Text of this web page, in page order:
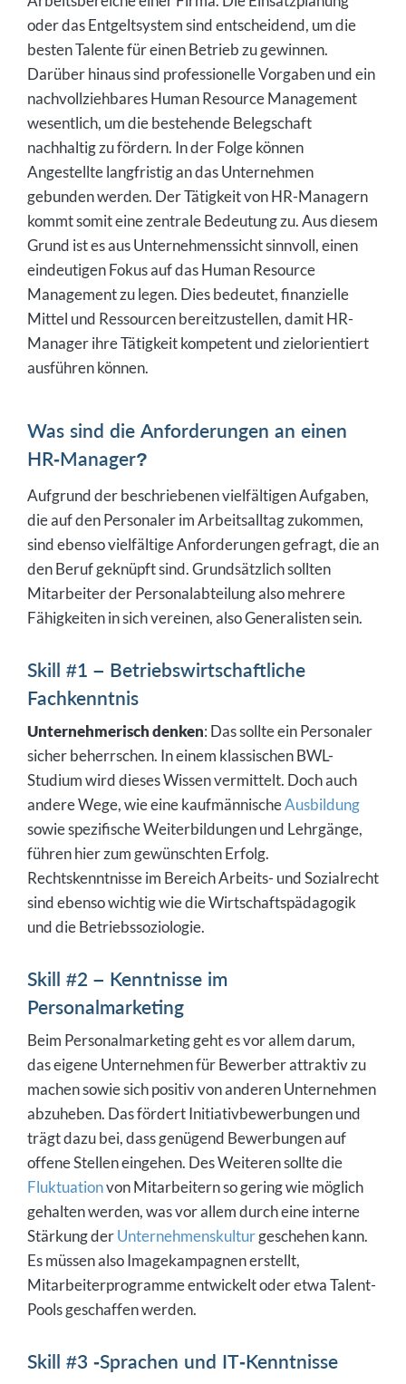
oder das Entgeltsystem sind entscheidend, um die
besten Talente für einen Betrieb zu gewinnen.
Darüber hinaus sind professionelle Vorgaben und ein
nachvollziehbares Human Resource Management
wesentlich, um die bestehende Belegschaft
nachhaltig zu fördern. In der Folge können
Angestellte langfristig an das Unternehmen
gebunden werden. Der Tätigkeit von HR-Managern
kommt somit eine zentrale Bedeutung zu. Aus diesem
Grund ist es aus Unternehmenssicht sinnvoll, einen
eindeutigen Fokus auf das Human Resource
Management zu legen. Dies bedeutet, finanzielle
Mittel und Ressourcen bereitzustellen, damit HR-
Manager ihre Tätigkeit kompetent und zielorientiert
ausführen können.
Was sind die Anforderungen an einen
HR-Manager?
Aufgrund der beschriebenen vielfältigen Aufgaben,
die auf den Personaler im Arbeitsalltag zukommen,
sind ebenso vielfältige Anforderungen gefragt, die an
den Beruf geknüpft sind. Grundsätzlich sollten
Mitarbeiter der Personalabteilung also mehrere
Fähigkeiten in sich vereinen, also Generalisten sein.
Skill #1 – Betriebswirtschaftliche
Fachkenntnis
Unternehmerisch denken: Das sollte ein Personaler
sicher beherrschen. In einem klassischen BWL-
Studium wird dieses Wissen vermittelt. Doch auch
andere Wege, wie eine kaufmännischeAusbildung
sowie spezifische Weiterbildungen und Lehrgänge,
führen hier zum gewünschten Erfolg.
Rechtskenntnisse im Bereich Arbeits- und Sozialrecht
sind ebenso wichtig wie die Wirtschaftspädagogik
und die Betriebssoziologie.
Skill #2 – Kenntnisse im
Personalmarketing
Beim Personalmarketing geht es vor allem darum,
das eigene Unternehmen für Bewerber attraktiv zu
machen sowie sich positiv von anderen Unternehmen
abzuheben. Das fördert Initiativbewerbungen und
trägt dazu bei, dass genügend Bewerbungen auf
offene Stellen eingehen. Des Weiteren sollte die
Fluktuationvon Mitarbeitern so gering wie möglich
gehalten werden, was vor allem durch eine interne
Stärkung derUnternehmenskulturgeschehen kann.
Es müssen also Imagekampagnen erstellt,
Mitarbeiterprogramme entwickelt oder etwa Talent-
Pools geschaffen werden.
Skill #3 -Sprachen und IT-Kenntnisse